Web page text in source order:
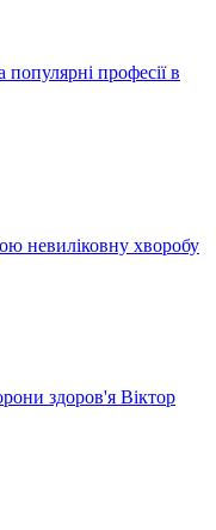
професії в
невиліковну хворобу
здоров'я Віктор